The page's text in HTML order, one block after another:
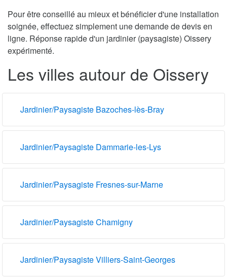
Pour être conseillé au mieux et bénéficier d'une installation
soignée, effectuez simplement une demande de devis en
ligne. Réponse rapide d'un jardinier (paysagiste) Oissery
expérimenté.
Les villes autour de Oissery
Jardinier/Paysagiste Bazoches-lès-Bray
Jardinier/Paysagiste Dammarie-les-Lys
Jardinier/Paysagiste Fresnes-sur-Marne
Jardinier/Paysagiste Chamigny
Jardinier/Paysagiste Villiers-Saint-Georges